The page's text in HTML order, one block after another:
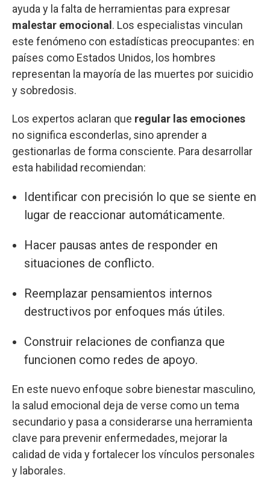
ayuda y la falta de herramientas para expresar
malestar emocional . Los especialistas vinculan
este fenómeno con estadísticas preocupantes: en
países como Estados Unidos, los hombres
representan la mayoría de las muertes por suicidio
y sobredosis.
Los expertos aclaran que regular las emociones
no significa esconderlas, sino aprender a
gestionarlas de forma consciente. Para desarrollar
esta habilidad recomiendan:
Identificar con precisión lo que se siente en
lugar de reaccionar automáticamente.
Hacer pausas antes de responder en
situaciones de conflicto.
Reemplazar pensamientos internos
destructivos por enfoques más útiles.
Construir relaciones de confianza que
funcionen como redes de apoyo.
En este nuevo enfoque sobre bienestar masculino,
la salud emocional deja de verse como un tema
secundario y pasa a considerarse una herramienta
clave para prevenir enfermedades, mejorar la
calidad de vida y fortalecer los vínculos personales
y laborales.